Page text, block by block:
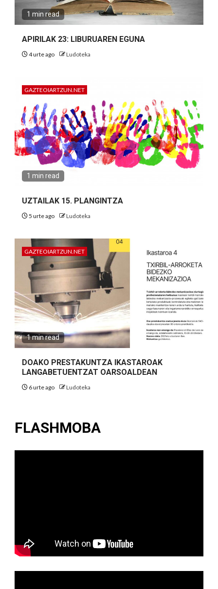
1 min read
APIRILAK 23: LIBURUAREN EGUNA
4 urte ago Ludoteka
GAZTEOIARTZUN.NET
1 min read
UZTAILAK 15. PLANGINTZA
5 urte ago Ludoteka
GAZTEOIARTZUN.NET
1 min read
DOAKO PRESTAKUNTZA IKASTAROAK
LANGABETUENTZAT OARSOALDEAN
6 urte ago Ludoteka
FLASHMOBA